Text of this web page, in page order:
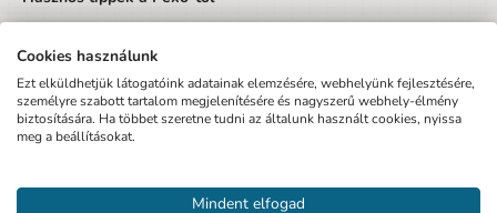
Küldés
Elfogadom az Adatvédelmi tájékoztatót és hozzájárulok, hogy
Cookies használunk
Ezt elküldhetjük látogatóink adatainak elemzésére, webhelyünk fejlesztésére,
személyre szabott tartalom megjelenítésére és nagyszerű webhely-élmény
biztosítására. Ha többet szeretne tudni az általunk használt cookies, nyissa
meg a beállításokat.
Mindent elfogad